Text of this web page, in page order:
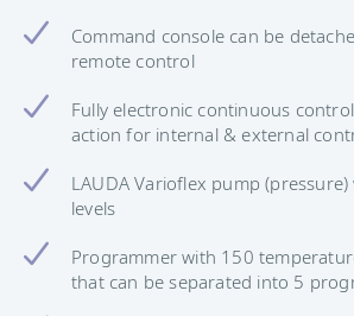
Command console can be
remote control
Fully electronic continuous
action for internal & external
LAUDA Varioflex pump
levels
Programmer with 150
that can be separated into 5